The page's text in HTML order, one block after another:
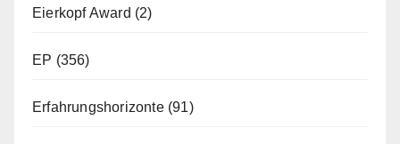
Eierkopf Award (2)
EP (356)
Erfahrungshorizonte(91)